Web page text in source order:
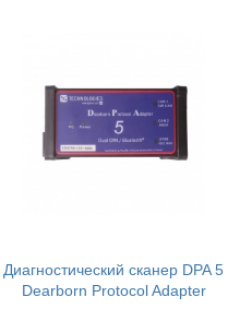
Диагностический сканер DPA 5
Dearborn Protocol Adapter